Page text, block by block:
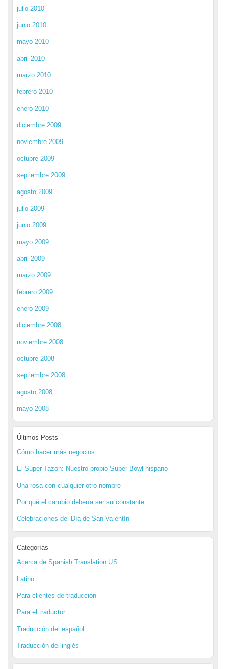
julio 2010
junio 2010
mayo 2010
abril 2010
marzo 2010
febrero 2010
enero 2010
diciembre 2009
noviembre 2009
octubre 2009
septiembre 2009
agosto 2009
julio 2009
junio 2009
mayo 2009
abril 2009
marzo 2009
febrero 2009
enero 2009
diciembre 2008
noviembre 2008
octubre 2008
septiembre 2008
agosto 2008
mayo 2008
Últimos Posts
Cómo hacer más negocios
El Súper Tazón: Nuestro propio Super Bowl hispano
Una rosa con cualquier otro nombre
Por qué el cambio debería ser su constante
Celebraciones del Día de San Valentín
Categorías
Acerca de Spanish Translation US
Latino
Para clientes de traducción
Para el traductor
Traducción del español
Traducción del inglés